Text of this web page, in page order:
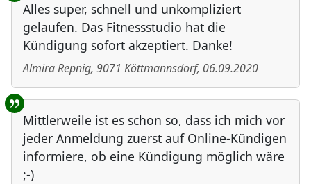
Alles super, schnell und unkompliziert
gelaufen. Das Fitnessstudio hat die
Kündigung sofort akzeptiert. Danke!
Almira Repnig, 9071 Köttmannsdorf, 06.09.2020
Mittlerweile ist es schon so, dass ich mich vor
jeder Anmeldung zuerst auf Online-Kündigen
informiere, ob eine Kündigung möglich wäre
;-)